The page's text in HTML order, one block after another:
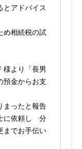
とアドバイス
め相続税の試
様より「長男
預金からお支
まったと報告
に依頼し 分
までお手伝い